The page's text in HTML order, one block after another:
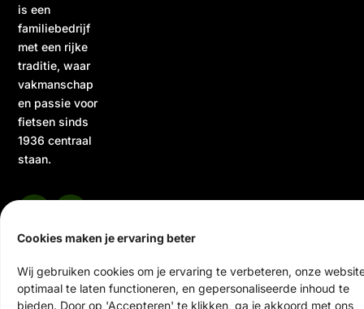
Cookies maken je ervaring beter
Wij gebruiken cookies om je ervaring te verbeteren, onze
optimaal te laten functioneren, en gepersonaliseerde inhoud te
bieden. Door op 'Accepteren' te klikken, ga je akkoord met ons
is een
familiebedrijf
met een rijke
traditie, waar
vakmanschap
en passie voor
fietsen sinds
1936 centraal
staan.
© 2026 Ten Veen Tweewielers | Alle rechten voorbehouden